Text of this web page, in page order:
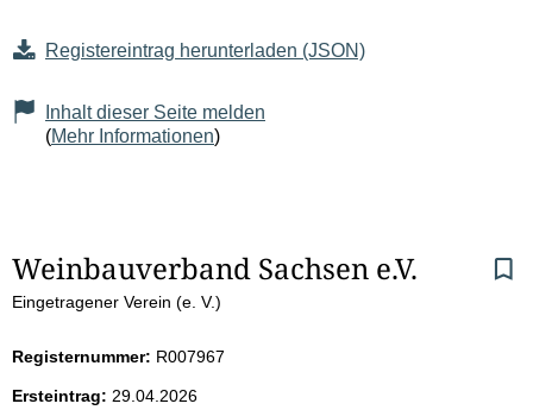
Registereintrag herunterladen (JSON)
Inhalt dieser Seite melden
(Mehr Informationen)
S
e
i
Weinbauverband Sachsen e.V.
Eingetragener Verein (e. V.)
Registernummer: R007967
Ersteintrag: 29.04.2026